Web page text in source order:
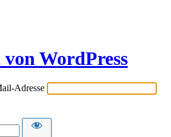
WordPress
Adresse